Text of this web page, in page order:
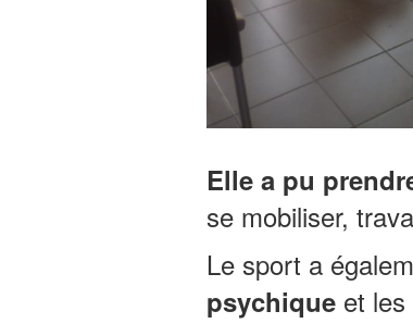
Elle a pu
se mobiliser,
Le sport a
psychiqueet les